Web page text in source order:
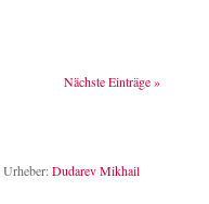
Nächste Einträge »
Dudarev Mikhail